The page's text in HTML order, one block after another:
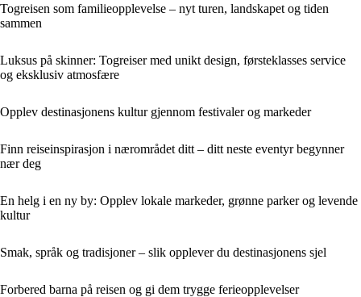
Togreisen som familieopplevelse – nyt turen, landskapet og tiden
sammen
Luksus på skinner: Togreiser med unikt design, førsteklasses service
og eksklusiv atmosfære
Opplev destinasjonens kultur gjennom festivaler og markeder
Finn reiseinspirasjon i nærområdet ditt – ditt neste eventyr begynner
nær deg
En helg i en ny by: Opplev lokale markeder, grønne parker og levende
kultur
Smak, språk og tradisjoner – slik opplever du destinasjonens sjel
Forbered barna på reisen og gi dem trygge ferieopplevelser